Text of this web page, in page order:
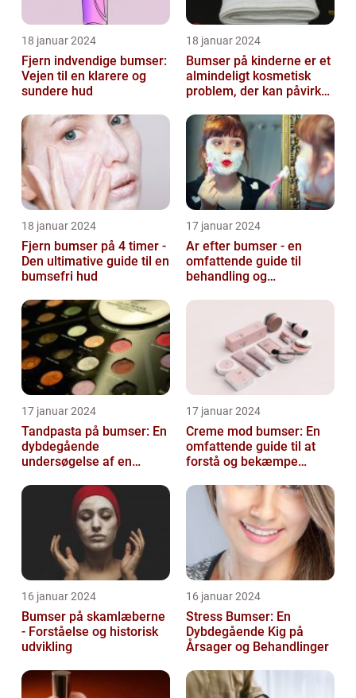
18 januar 2024
Fjern indvendige bumser:
Vejen til en klarere og
sundere hud
18 januar 2024
Bumser på kinderne er et
almindeligt kosmetisk
problem, der kan påvirke
18 januar 2024
Fjern bumser på 4 timer -
Den ultimative guide til en
bumsefri hud
17 januar 2024
Ar efter bumser - en
omfattende guide til
behandling og
17 januar 2024
Tandpasta på bumser: En
dybdegående
undersøgelse af en
skønhedsanbefaling
17 januar 2024
Creme mod bumser: En
omfattende guide til at
forstå og bekæmpe
16 januar 2024
Bumser på skamlæberne
- Forståelse og historisk
udvikling
16 januar 2024
Stress Bumser: En
Dybdegående Kig på
Årsager og Behandlinger